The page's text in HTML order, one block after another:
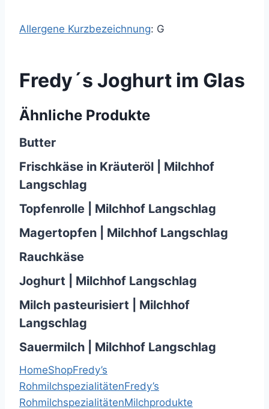
Allergene Kurzbezeichnung: G
Fredy´s Joghurt im Glas
Ähnliche Produkte
Butter
Frischkäse in Kräuteröl | Milchhof
Langschlag
Topfenrolle | Milchhof Langschlag
Magertopfen | Milchhof Langschlag
Rauchkäse
Joghurt | Milchhof Langschlag
Milch pasteurisiert | Milchhof
Langschlag
Sauermilch | Milchhof Langschlag
HomeShopFredy’s
RohmilchspezialitätenFredy’s
RohmilchspezialitätenMilchprodukte